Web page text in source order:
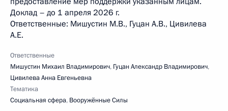
Доклад – до 1 апреля 2026 г.
Ответственные: Мишустин М.В., Гуцан А.В., Цивилева
А.Е.
Ответственные
Мишустин Михаил Владимирович, Гуцан Александр Владимирович,
Цивилева Анна Евгеньевна
Тематика
Социальная сфера, Вооружённые Силы